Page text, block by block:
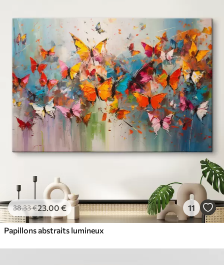
38.33€23.00 € 11
Papillons abstraits lumineux